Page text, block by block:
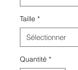
Taille *
Quantité *